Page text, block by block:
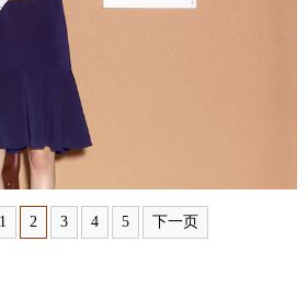
新华电视英文
1 2 3 4 5 下一页